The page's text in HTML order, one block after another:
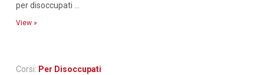
per disoccupati ...
View »
Corsi: Per Disoccupati